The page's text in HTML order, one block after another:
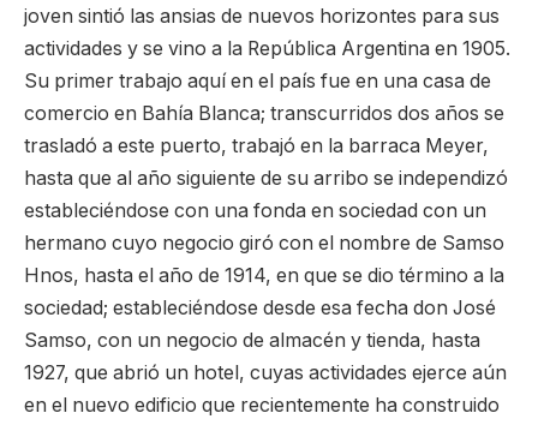
joven sintió las ansias de nuevos horizontes para sus
actividades y se vino a la República Argentina en 1905.
Su primer trabajo aquí en el país fue en una casa de
comercio en Bahía Blanca; transcurridos dos años se
trasladó a este puerto, trabajó en la barraca Meyer,
hasta que al año siguiente de su arribo se independizó
estableciéndose con una fonda en sociedad con un
hermano cuyo negocio giró con el nombre de Samso
Hnos, hasta el año de 1914, en que se dio término a la
sociedad; estableciéndose desde esa fecha don José
Samso, con un negocio de almacén y tienda, hasta
1927, que abrió un hotel, cuyas actividades ejerce aún
en el nuevo edificio que recientemente ha construido